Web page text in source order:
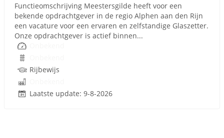
Functieomschrijving Meestersgilde heeft voor een
bekende opdrachtgever in de regio Alphen aan den Rijn
een vacature voor een ervaren en zelfstandige Glaszetter.
Onze opdrachtgever is actief binnen...
Rijbewijs
Laatste update: 9-8-2026